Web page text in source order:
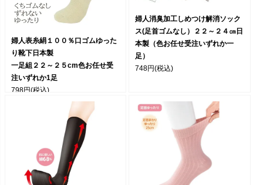
婦人表糸絹１００％口ゴムゆった
り靴下日本製
一足組２２～２５cm色お任せ受
注いずれか1足
798円(税込)
婦人消臭加工しめつけ解消ソック
ス(足首ゴムなし）２２～２４㎝日
本製（色お任せ受注いずれか一
足）
748円(税込)